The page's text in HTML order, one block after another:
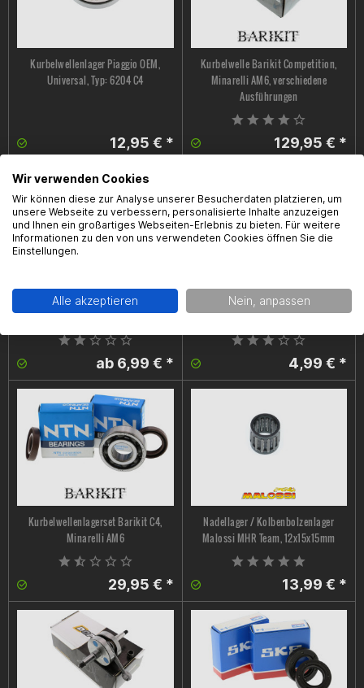
Kurbelwellenlager Piaggio OEM,
Universal, Typ: 6204 C4
12,95 € *
Kurbelwelle Barikit Competition,
Minarelli AM6, verschiedene
Ausführungen
129,95 € *
Nadellager / Kolbenbolzenlager
Barikit, verstärkt
ab 6,99 € *
Kurbelwellenlager, Minarelli AM6,
6204-C3, 1stk.
4,99 € *
Kurbelwellenlagerset Barikit C4,
Minarelli AM6
29,95 € *
Nadellager / Kolbenbolzenlager
Malossi MHR Team, 12x15x15mm
13,99 € *
Wir verwenden Cookies
Wir können diese zur Analyse unserer Besucherdaten platzieren, um
unsere Webseite zu verbessern, personalisierte Inhalte anzuzeigen
und Ihnen ein großartiges Webseiten-Erlebnis zu bieten. Für weitere
Informationen zu den von uns verwendeten Cookies öffnen Sie die
Einstellungen.
Alle akzeptieren Nein, anpassen